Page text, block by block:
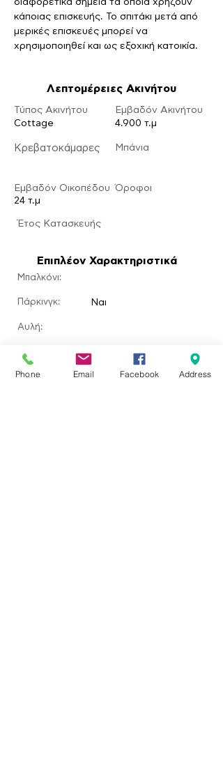
διαφορετικά σημεία τα οποία χρήζουν
κάποιας επισκευής. Το σπιτάκι μετά από
μερικές επισκευές μπορεί να
χρησιμοποιηθεί και ως εξοχική κατοικία.
Λεπτομέρειες Ακινήτου
Τύπος Ακινήτου
Cottage
Κρεβατοκάμαρες
Εμβαδόν Οικοπέδου
24 τ.μ
Εμβαδόν Ακινήτου
4.900 τ.μ
Μπάνια
Όροφοι
​Έτος Κατασκευής
Επιπλέον Χαρακτηριστικά
Μπαλκόνι:
Πάρκινγκ: Ναι
Αυλή:
​Κήπος: Ναι
Πισίνα:
Phone Email Facebook Address